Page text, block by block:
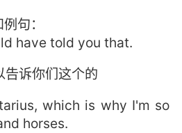
句：
have told you that.
告诉你们这个的
which is why I'm so
horses.